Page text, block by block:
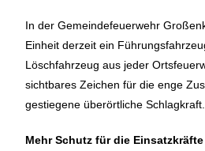
In der Gemeindefeuerwehr
Einheit derzeit ein
Löschfahrzeug aus jeder
sichtbares Zeichen für die enge
gestiegene überörtliche Schlagkraft.
Mehr Schutz für die Einsatzkräfte